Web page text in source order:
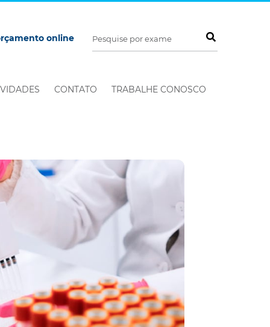
online
CONTATO TRABALHE CONOSCO